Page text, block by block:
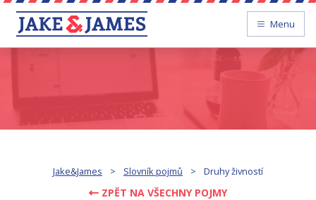
Menu
Jake&James > Slovník pojmů > Druhy živností
ZPĚT NA VŠECHNY POJMY